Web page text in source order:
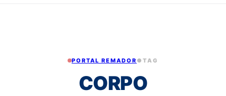
PORTAL REMADOR ● TAG
CORPO